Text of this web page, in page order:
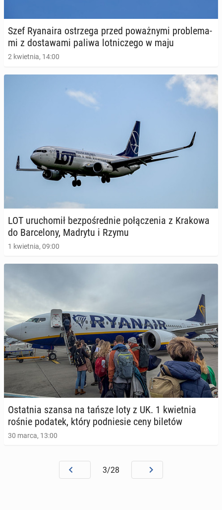
Szef Ry­ana­ira ostrze­ga przed po­waż­ny­mi pro­ble­ma­
mi z do­sta­wa­mi paliwa lot­ni­cze­go w maju
2 kwietnia, 14:00
LOT uru­cho­mił bez­po­śred­nie po­łą­cze­nia z Krakowa
do Bar­ce­lo­ny, Madrytu i Rzymu
1 kwietnia, 09:00
Ostat­nia szansa na tańsze loty z UK. 1 kwiet­nia
rośnie podatek, który pod­nie­sie ceny biletów
30 marca, 13:00
3/28